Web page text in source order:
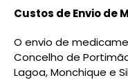
Custos de Envio de
O envio de
Concelho de
Lagoa, Monchique e